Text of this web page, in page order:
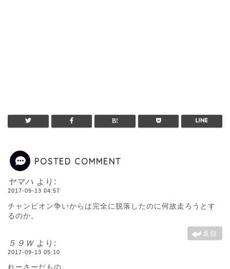
POSTED COMMENT
ヤマハ より:
2017-09-13 04:57
チャンピオン争いからは完全に脱落したのに何故走ろうとす
るのか。
返信
５９Ｗ より:
2017-09-13 05:10
れーさーだもの。